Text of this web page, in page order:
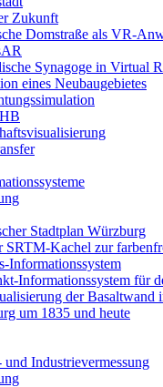
Zukunft
Domstraße als VR-
Synagoge in Virtual
eines Neubaugebietes
Stadtplan Würzburg
SRTM-Kachel zur
Informationssystem
Informationssystem für
der Basaltwand
um 1835 und heute
Industrievermessung